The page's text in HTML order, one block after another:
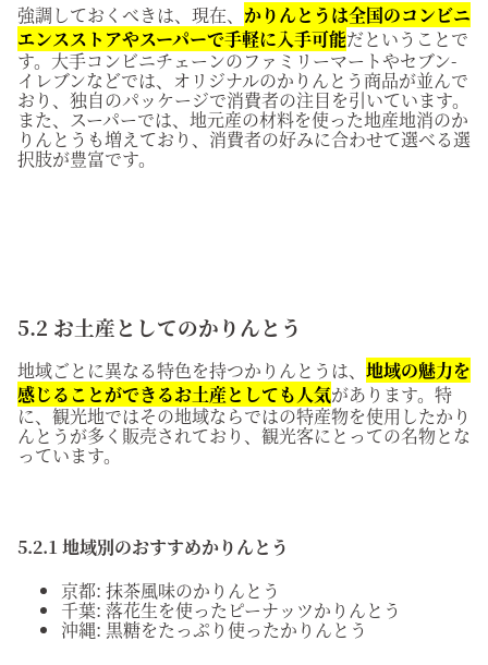
強調しておくべきは、現在、 かりんとうは全国のコンビニ
エンスストアやスーパーで手軽に入手可能だということで
す。大手コンビニチェーンのファミリーマートやセブン-
イレブンなどでは、オリジナルのかりんとう商品が並んで
おり、独自のパッケージで消費者の注目を引いています。
また、スーパーでは、地元産の材料を使った地産地消のか
りんとうも増えており、消費者の好みに合わせて選べる選
択肢が豊富です。
5.2 お土産としてのかりんとう
地域ごとに異なる特色を持つかりんとうは、 地域の魅力を
感じることができるお土産としても人気があります。特
に、観光地ではその地域ならではの特産物を使用したかり
んとうが多く販売されており、観光客にとっての名物とな
っています。
5.2.1 地域別のおすすめかりんとう
京都: 抹茶風味のかりんとう
千葉: 落花生を使ったピーナッツかりんとう
沖縄: 黒糖をたっぷり使ったかりんとう